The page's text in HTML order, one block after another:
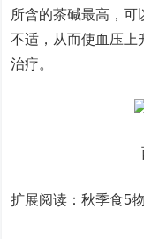
所含的茶碱最高，
不适，从而使血压上
治疗。
扩展阅读：秋季食5